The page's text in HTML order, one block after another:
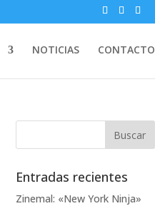
NOTICIAS CONTACTO
Entradas recientes
Zinemal: «New York Ninja»